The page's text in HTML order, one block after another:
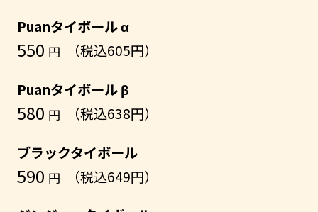
Puanタイボール α
550 円
（税込605円）
Puanタイボール β
580 円
（税込638円）
ブラックタイボール
590 円
（税込649円）